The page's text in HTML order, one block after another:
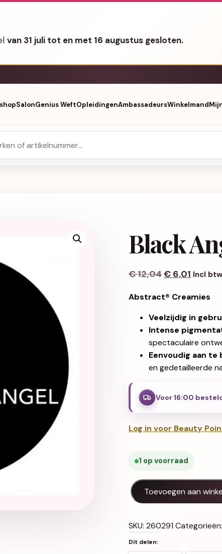
van 31 juli tot en met 16 augustus gesloten.
SalonGenius WeftOpleidingenAmbassadeursWinkelmand
Black
€12,04€6,01 Incl btw
Abstract® Creamies
Veelzijdig in
Intense
spectaculaire
Eenvoudig aan te
en gedetailleerde
Voor 16:00
Log in voor Beauty
1 op voorraad
Black Angel 5ml Creamies
Toevoegen aan
SKU: 260291Categorieën:
Dit delen: